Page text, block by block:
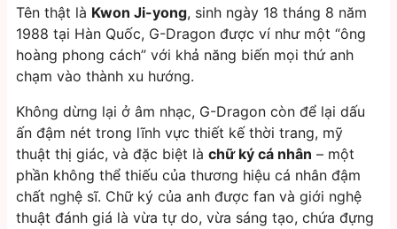
Tên thật là Kwon Ji-yong, sinh ngày 18 tháng 8 năm
1988 tại Hàn Quốc, G-Dragon được ví như một “ông
hoàng phong cách” với khả năng biến mọi thứ anh
chạm vào thành xu hướng.
Không dừng lại ở âm nhạc, G-Dragon còn để lại dấu
ấn đậm nét trong lĩnh vực thiết kế thời trang, mỹ
thuật thị giác, và đặc biệt là chữ ký cá nhân – một
phần không thể thiếu của thương hiệu cá nhân đậm
chất nghệ sĩ. Chữ ký của anh được fan và giới nghệ
thuật đánh giá là vừa tự do, vừa sáng tạo, chứa đựng